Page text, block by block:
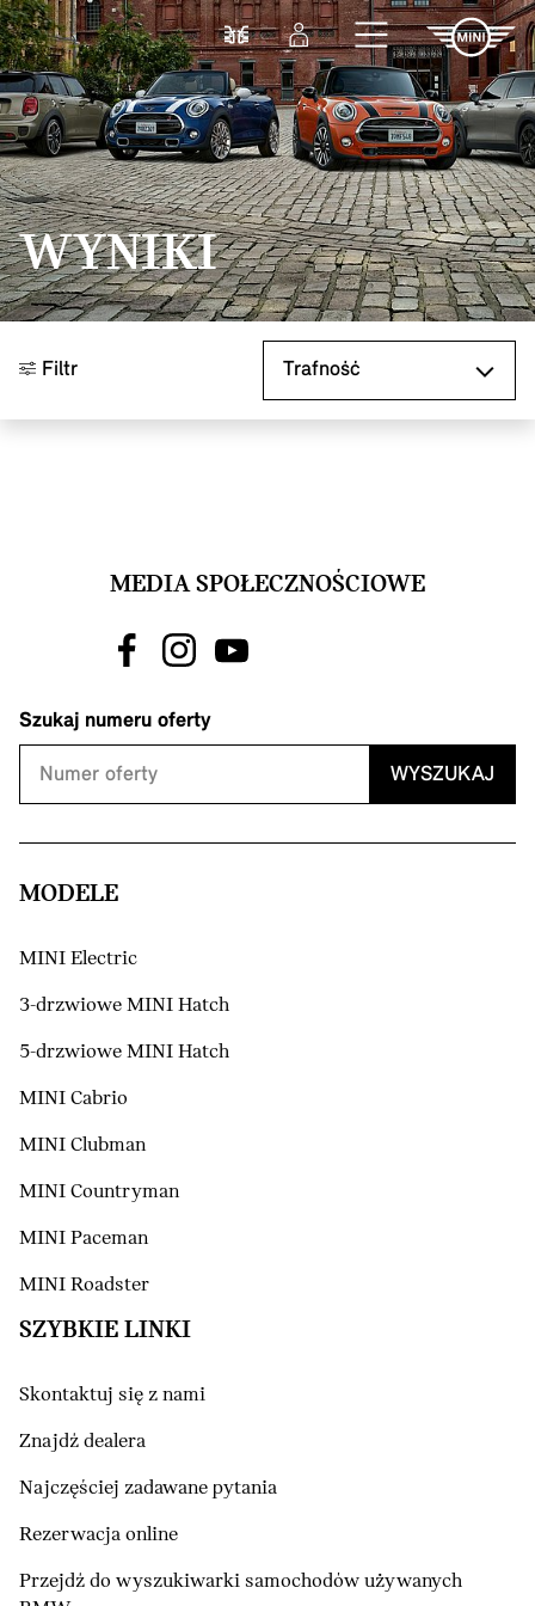
Przejdź do głównej treści
PorównajZaloguj się
WYNIKI
Filtr
MEDIA SPOŁECZNOŚCIOWE
Szukaj numeru oferty
WYSZUKAJ
MODELE
MINI Electric
3-drzwiowe MINI Hatch
5-drzwiowe MINI Hatch
MINI Cabrio
MINI Clubman
MINI Countryman
MINI Paceman
MINI Roadster
SZYBKIE LINKI
Skontaktuj się z nami
Znajdź dealera
Najczęściej zadawane pytania
Rezerwacja online
Przejdź do wyszukiwarki samochodów używanych